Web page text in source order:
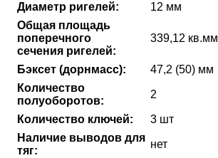
Диаметр ригелей:
12 мм
Общая площадь
поперечного
сечения ригелей:
339,12 кв.мм
Бэксет (дорнмасс):
47,2 (50) мм
Количество
полуоборотов:
2
Количество ключей:
3 шт
Наличие выводов для
тяг:
нет